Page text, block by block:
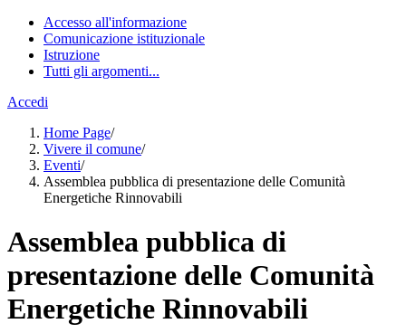
Accesso all'informazione
Comunicazione istituzionale
Istruzione
Tutti gli argomenti...
Accedi
Home Page/
Vivere il comune/
Eventi/
Assemblea pubblica di presentazione delle Comunità
Energetiche Rinnovabili
Assemblea pubblica di
presentazione delle Comunità
Energetiche Rinnovabili